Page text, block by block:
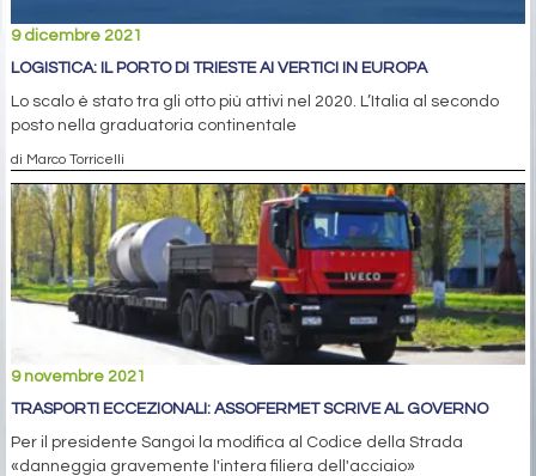
9 dicembre 2021
LOGISTICA: IL PORTO DI TRIESTE AI VERTICI IN EUROPA
Lo scalo è stato tra gli otto più attivi nel 2020. L’Italia al secondo
posto nella graduatoria continentale
di Marco Torricelli
9 novembre 2021
TRASPORTI ECCEZIONALI: ASSOFERMET SCRIVE AL GOVERNO
Per il presidente Sangoi la modifica al Codice della Strada
«danneggia gravemente l'intera filiera dell'acciaio»